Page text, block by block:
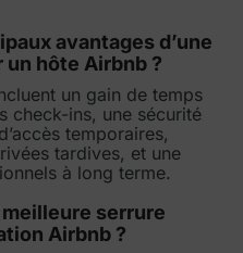
avantages d’une
hôte Airbnb ?
un gain de temps
check-ins, une sécurité
temporaires,
tardives, et une
à long terme.
serrure
Airbnb ?